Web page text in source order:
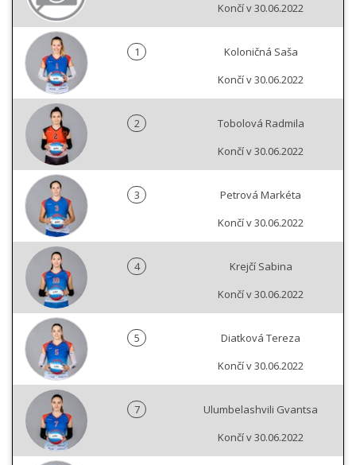
Končí v 30.06.2022
1
Koloničná Saša
Končí v 30.06.2022
2
Tobolová Radmila
Končí v 30.06.2022
3
Petrová Markéta
Končí v 30.06.2022
4
Krejčí Sabina
Končí v 30.06.2022
5
Diatková Tereza
Končí v 30.06.2022
7
Ulumbelashvili Gvantsa
Končí v 30.06.2022